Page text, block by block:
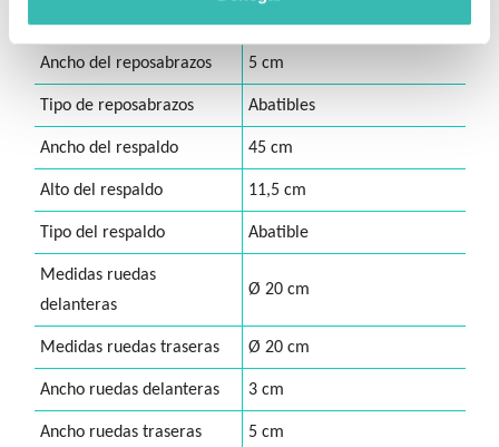
Largo del reposabrazos 30 cm
Ancho del reposabrazos 5 cm
Tipo de reposabrazos Abatibles
Ancho del respaldo 45 cm
Alto del respaldo 11,5 cm
Tipo del respaldo Abatible
Medidas ruedas
delanteras
Ø 20 cm
Medidas ruedas traseras Ø 20 cm
Ancho ruedas delanteras 3 cm
Ancho ruedas traseras 5 cm